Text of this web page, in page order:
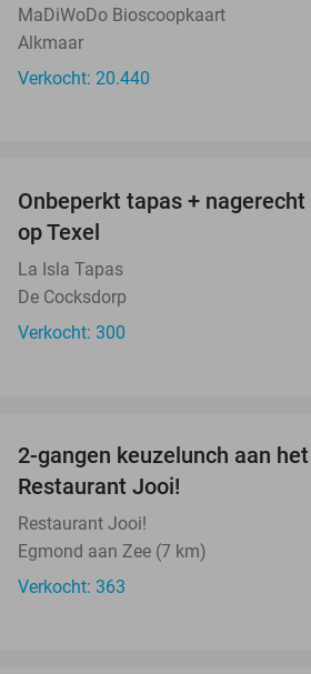
MaDiWoDo Bioscoopkaart
Alkmaar
Verkocht: 20.440
Onbeperkt tapas +
op Texel
La Isla Tapas
De Cocksdorp
Verkocht: 300
2-gangen keuzelunch aan
Restaurant Jooi!
Restaurant Jooi!
Egmond aan Zee (7 km)
Verkocht: 363